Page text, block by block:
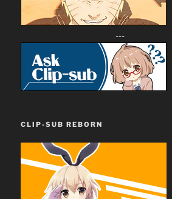
---
CLIP-SUB REBORN